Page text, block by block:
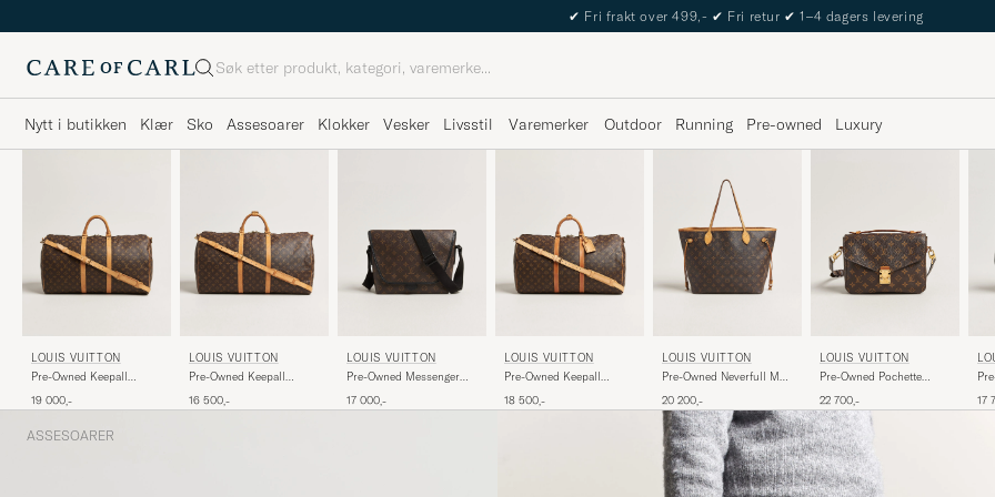
✔ Fri frakt over 499,- ✔ Fri retur ✔ 1–4 dagers levering
Søk
Nytt i butikken Klær Sko Assesoarer Klokker Vesker Livsstil Varemerker Outdoor Running Pre-owned Luxury
LOUIS VUITTON
Pre-Owned Keepall
Monogram
19 000,-
LOUIS VUITTON
Pre-Owned Keepall
Monogram
16 500,-
LOUIS VUITTON
Pre-Owned Messenger
17 000,-
LOUIS VUITTON
Pre-Owned Keepall
Monogram
18 500,-
LOUIS VUITTON
Pre-Owned Neverfull MM
20 200,-
LOUIS VUITTON
Pre-Owned Pochette
22 700,- 17
ASSESOARER